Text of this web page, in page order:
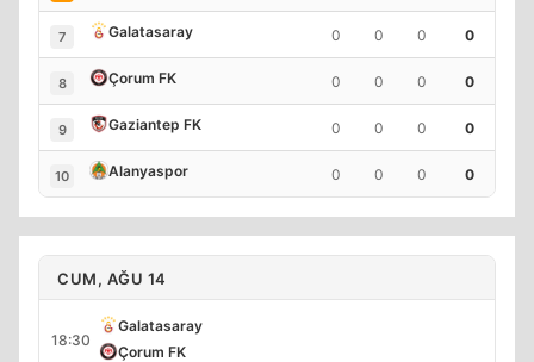
7 Galatasaray 0 0 0 0
8 Çorum FK 0 0 0 0
9 Gaziantep FK 0 0 0 0
10 Alanyaspor 0 0 0 0
CUM, AĞU 14
18:30
Galatasaray
Çorum FK